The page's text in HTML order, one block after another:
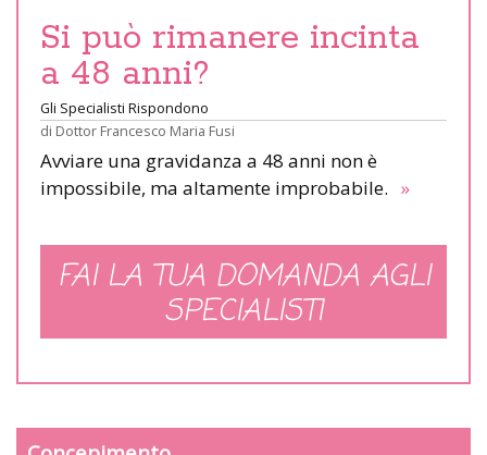
Si può rimanere incinta
a 48 anni?
Gli Specialisti Rispondono
di Dottor Francesco Maria Fusi
Avviare una gravidanza a 48 anni non è
impossibile, ma altamente improbabile. »
FAI LA TUA DOMANDA AGLI
SPECIALISTI